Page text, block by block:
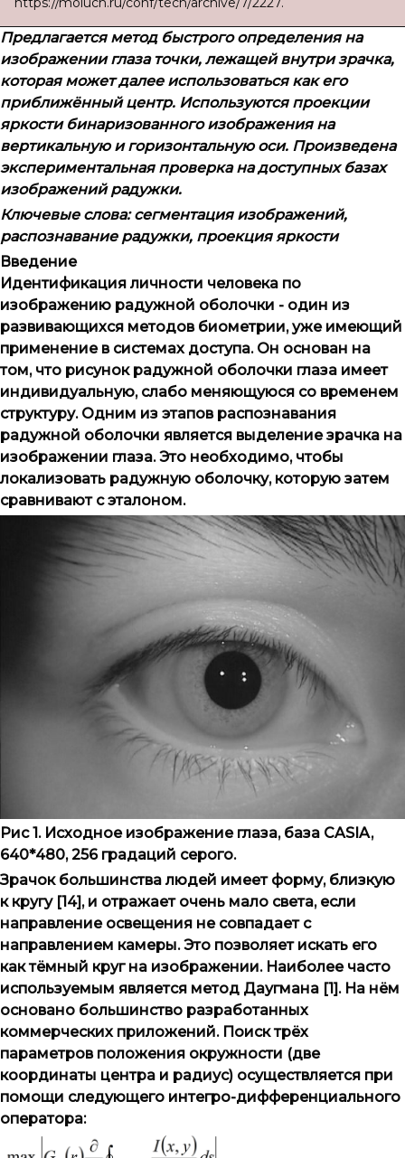
Предлагается метод быстрого определения на
изображении глаза точки, лежащей внутри зрачка,
которая может далее использоваться как его
приближённый центр. Используются проекции
яркости бинаризованного изображения на
вертикальную и горизонтальную оси. Произведена
экспериментальная проверка на доступных базах
изображений радужки.
Ключевые слова:сегментация изображений,
распознавание радужки, проекция яркости
Введение
Идентификация личности человека по
изображению радужной оболочки - один из
развивающихся методов биометрии, уже имеющий
применение в системах доступа. Он основан на
том, что рисунок радужной оболочки глаза имеет
индивидуальную, слабо меняющуюся со временем
структуру. Одним из этапов распознавания
радужной оболочки является выделение зрачка на
изображении глаза. Это необходимо, чтобы
локализовать радужную оболочку, которую затем
сравнивают с эталоном.
Рис 1. Исходное изображение глаза, база CASIA,
640*480, 256 градаций серого.
Зрачок большинства людей имеет форму, близкую
к кругу [14], и отражает очень мало света, если
направление освещения не совпадает с
направлением камеры. Это позволяет искать его
как тёмный круг на изображении. Наиболее часто
используемым является метод Даугмана [1]. На нём
основано большинство разработанных
коммерческих приложений. Поиск трёх
параметров положения окружности (две
координаты центра и радиус) осуществляется при
помощи следующего интегро-дифференциального
оператора: